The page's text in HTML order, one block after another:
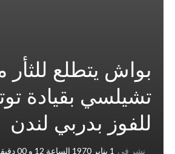
بواش يتطلع للثأر
تشيلسي بقيادة
للفوز بدربي لندن
نشر في 1 يناير 1970 الساعة 12 و 00 دقيقة